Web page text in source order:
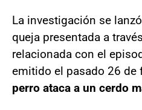
La investigación se
queja presentada a
relacionada con el
emitido el pasado 26 de
perro ataca a un cerdo